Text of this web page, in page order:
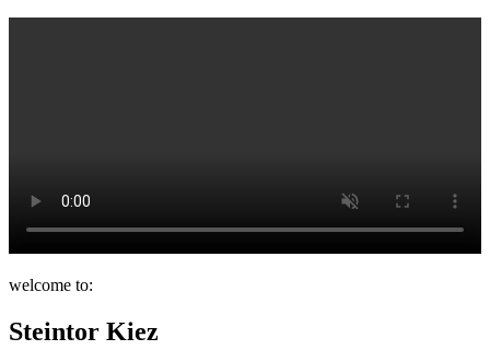
welcome to:
Steintor Kiez